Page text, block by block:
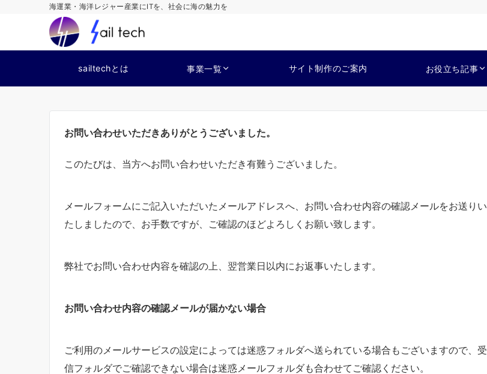
海運業・海洋レジャー産業にITを、社会に海の魅力を
sailtechとは 事業一覧 サイト制作のご案内 お役立ち記事
お問い合わせいただきありがとうございました。
このたびは、当方へお問い合わせいただき有難うございました。
メールフォームにご記入いただいたメールアドレスへ、お問い合わせ内容の確認メールをお送りい
たしましたので、お手数ですが、ご確認のほどよろしくお願い致します。
弊社でお問い合わせ内容を確認の上、翌営業日以内にお返事いたします。
お問い合わせ内容の確認メールが届かない場合
ご利用のメールサービスの設定によっては迷惑フォルダへ送られている場合もございますので、受
信フォルダでご確認できない場合は迷惑メールフォルダも合わせてご確認ください。